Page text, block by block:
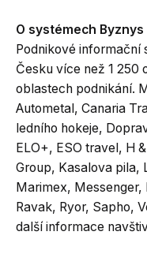
O systémech Byznys
Podnikové informační
Česku více než 1 250
oblastech podnikání.
Autometal, Canaria
ledního hokeje,
ELO+, ESO travel, H
Group, Kasalova pila,
Marimex, Messenger,
Ravak, Ryor, Sapho,
další informace